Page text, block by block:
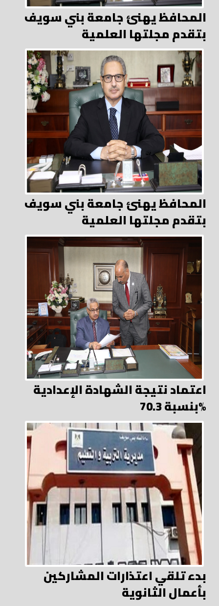
المحافظ يهنئ جامعة بني سويف
بتقدم مجلتها العلمية
المحافظ يهنئ جامعة بني سويف
بتقدم مجلتها العلمية
اعتماد نتيجة الشهادة الإعدادية
بنسبة 70.3%
بدء تلقي اعتذارات المشاركين
بأعمال الثانوية